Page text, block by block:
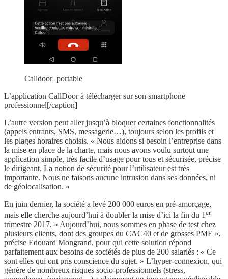
Calldoor_portable
L’application CallDoor à télécharger sur son smartphone
professionnel[/caption]
L’autre version peut aller jusqu’à bloquer certaines fonctionnalités
(appels entrants, SMS, messagerie…), toujours selon les profils et
les plages horaires choisis. « Nous aidons si besoin l’entreprise dans
la mise en place de la charte, mais nous avons voulu surtout une
application simple, très facile d’usage pour tous et sécurisée, précise
le dirigeant. La notion de sécurité pour l’utilisateur est très
importante. Nous ne faisons aucune intrusion dans ses données, ni
de géolocalisation. »
En juin dernier, la société a levé 200 000 euros en pré-amorçage,
mais elle cherche aujourd’hui à doubler la mise d’ici la fin du 1 er
trimestre 2017. « Aujourd’hui, nous sommes en phase de test chez
plusieurs clients, dont des groupes du CAC40 et de grosses PME »,
précise Edouard Mongrand, pour qui cette solution répond
parfaitement aux besoins de sociétés de plus de 200 salariés : « Ce
sont elles qui ont pris conscience du sujet. » L’hyper-connexion, qui
génère de nombreux risques socio-professionnels (stress,